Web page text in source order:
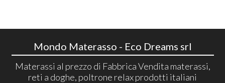
Mondo Materasso - Eco Dreams srl
Materassi al prezzo di Fabbrica Vendita materassi,
reti a doghe, poltrone relax prodotti italiani